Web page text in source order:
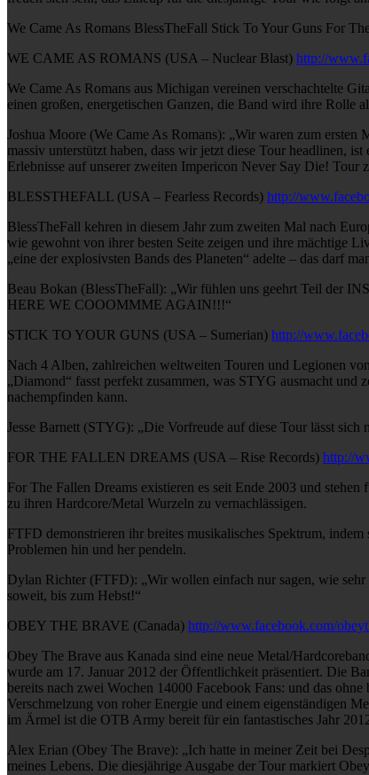
We Came As Romans BlessTheFall Stick To Your Guns For
WE CAME AS ROMANS (USA – Nuclear Blast) http://
We Came As Romans aus Michigan vereinen verschachtelte
einen großen, energetischen Ganzen, die Band wird ihre Rolle
Joshua Moore (We Came As Romans): „Wir waren zum
massiv unterstützt haben, dass wir jetzt diese Tour headlinen,
Erlebnisse auf unserer zweiten Impericon Never Say Die! Tour
BLESSTHEFALL (USA – Fearless Records) http://
BlessTheFall kehren in diesem Jahr zum zweiten Mal nach
wie gewohnt von ihrer besten Seite zeigen und ihre mächtige
„eine der explosivsten Bands des Planeten“ adelte – das darf
Beau Bokan (BlessTheFall): „Wir fühlen uns geehrt Teil der
HERE WE COOOMMME AGAIN!!!“
STICK TO YOUR GUNS (USA – Sumerian) http://
Nach 4 Alben, zahlreichen weltweiten Touren und Legionen
„Diamond“ fasst perfekt zusammen, was STYG ausmacht
nachempfinden kann.
Jesse Barnett (STYG): „Die Vorfreude auf diese Tour lässt
FOR THE FALLEN DREAMS (USA – Rise Records) http://
For The Fallen Dreams existieren es seit Ende 2003 und
zu ihren Hardcore/Metal Wurzeln zu vernachlässigen.
FTFD demonstrieren ihr breites musikalisches Spektrum,
Problemen hin und her pendeln.
Dylan Richter (FTFD): „Wir wollen einfach nur sagen, wie
soweit, bis zum Hebst!“
OBEY THE BRAVE (Canada) http://www.facebook.com/
Obey The Brave aus Kanada sind eine neue Metal/
wurde am 17. Januar 2012 der Öffentlichkeit präsentiert. Die
bereits nach zwei Wochen 14000 Facebook Fans: und das
Verschmelzung von roher Energie und einem eigenständigen
im Ärmel ist die OTB Army bereit für ein fantastisches Jahr
Alex Erian (Obey The Brave): „Ich hatte in meiner Zeit bei
meines Lebens. Die diesjährige Ausgabe der Tour markiert